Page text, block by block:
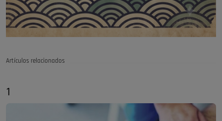
Artículos relacionados
1